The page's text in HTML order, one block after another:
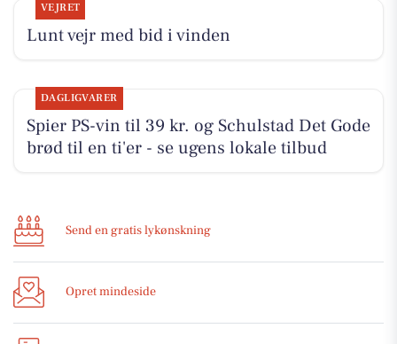
VEJRET
Lunt vejr med bid i vinden
DAGLIGVARER
Spier PS-vin til 39 kr. og Schulstad Det Gode
brød til en ti'er - se ugens lokale tilbud
Send en gratis lykønskning
Opret mindeside